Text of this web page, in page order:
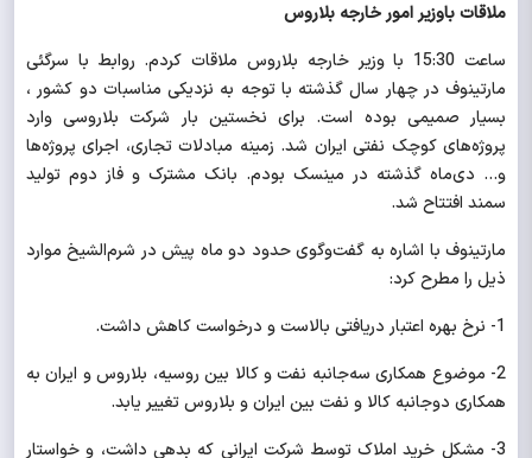
ملاقات باوزیر امور خارجه بلاروس
ساعت 15:30 با وزیر خارجه بلاروس ملاقات کردم. روابط با سرگئی
مارتینوف در چهار سال گذشته با توجه به نزدیکی مناسبات دو کشور ،
بسیار صمیمی بوده است. برای نخستین بار شرکت بلاروسی وارد
پروژه‌های کوچک نفتی ایران شد. زمینه مبادلات تجاری، اجرای پروژه‌ها
و... دی‌ماه گذشته در مینسک بودم. بانک مشترک و فاز دوم تولید
سمند افتتاح شد.
مارتینوف با اشاره به گفت‌وگوی حدود دو ماه پیش در شرم‌الشیخ موارد
ذیل را مطرح کرد:
1- نرخ بهره اعتبار دریافتی بالاست و درخواست کاهش داشت.
2- موضوع همکاری سه‌جانبه نفت و کالا بین روسیه، بلاروس و ایران به
همکاری دوجانبه کالا و نفت بین ایران و بلاروس تغییر یابد.
3- مشکل خرید املاک توسط شرکت ایرانی که بدهی داشت، و خواستار